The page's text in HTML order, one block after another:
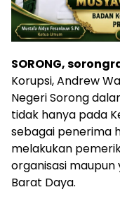
SORONG,
Korupsi, Andrew
Negeri Sorong
tidak hanya pada
sebagai penerima
melakukan
organisasi maupun
Barat Daya.